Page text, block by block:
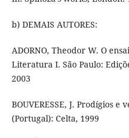
b) DEMAIS AUTORES:
ADORNO, Theodor W. O
Literatura I. São Paulo:
2003
BOUVERESSE, J. Prodígios
(Portugal): Celta, 1999